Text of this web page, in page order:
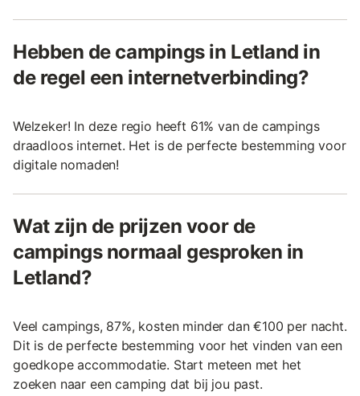
Hebben de campings in Letland in
de regel een internetverbinding?
Welzeker! In deze regio heeft 61% van de campings
draadloos internet. Het is de perfecte bestemming voor
digitale nomaden!
Wat zijn de prijzen voor de
campings normaal gesproken in
Letland?
Veel campings, 87%, kosten minder dan €100 per nacht.
Dit is de perfecte bestemming voor het vinden van een
goedkope accommodatie. Start meteen met het
zoeken naar een camping dat bij jou past.